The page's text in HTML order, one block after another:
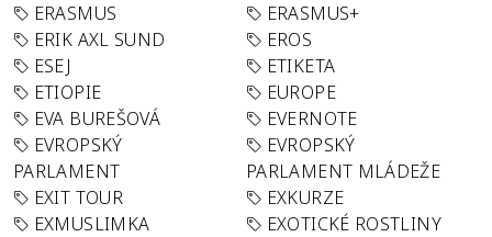
ERASMUS
ERASMUS+
ERIK AXL SUND
EROS
ESEJ
ETIKETA
ETIOPIE
EUROPE
EVA BUREŠOVÁ
EVERNOTE
EVROPSKÝ
PARLAMENT
EVROPSKÝ
PARLAMENT MLÁDEŽE
EXIT TOUR
EXKURZE
EXMUSLIMKA
EXOTICKÉ ROSTLINY